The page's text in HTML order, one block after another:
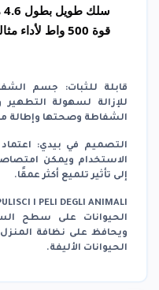
سلك طويل بطول 4.6 متر لسهولة الحركة
قوة 500 واط لأداء مثالي!
قابلة للثبات: جسم
للإزالة لسهولة
الشفاطة وصحتها وإطالة
التصميم في بيدي:
الاستخدام ويمكن
إلى تأثير تلميع أكثر عمقًا.
الحيوانات على سطح
ويحافظ على نظافة
الحيوانات الأليفة.